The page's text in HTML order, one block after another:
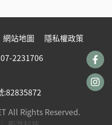
網站地圖
隱私權政策
07-2231706
All Rights Reserved.